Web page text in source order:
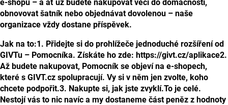
e-shopů – a ať už budete nakupovat věci do domácnosti,
obnovovat šatník nebo objednávat dovolenou – naše
organizace vždy dostane příspěvek.
Jak na to:1. Přidejte si do prohlížeče jednoduché rozšíření od
GIVTu – Pomocníka. Získáte ho zde: https://givt.cz/aplikace2.
Až budete nakupovat, Pomocník se objeví na e-shopech,
které s GIVT.cz spolupracují. Vy si v něm jen zvolte, koho
chcete podpořit.3. Nakupte si, jak jste zvyklí.To je celé.
Nestojí vás to nic navíc a my dostaneme část peněz z hodnoty